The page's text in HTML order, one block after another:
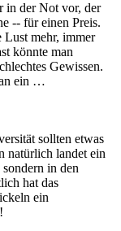
in der Not vor, der
-- für einen Preis.
Lust mehr, immer
könnte man
Gewissen.
ein …
sollten etwas
natürlich landet ein
in den
hat das
ein